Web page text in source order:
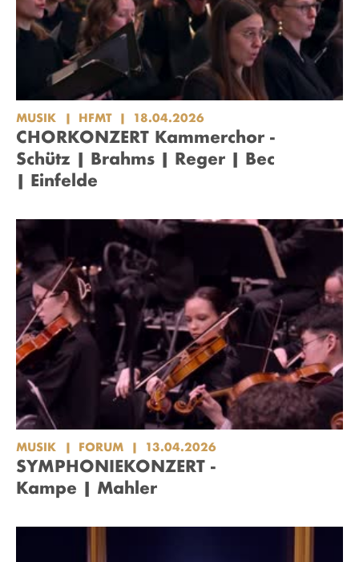
MUSIK HFMT 18.04.2026
CHORKONZERT Kammerchor -
Schütz | Brahms | Reger | Bec
| Einfelde
MUSIK FORUM 13.04.2026
SYMPHONIEKONZERT -
Kampe | Mahler